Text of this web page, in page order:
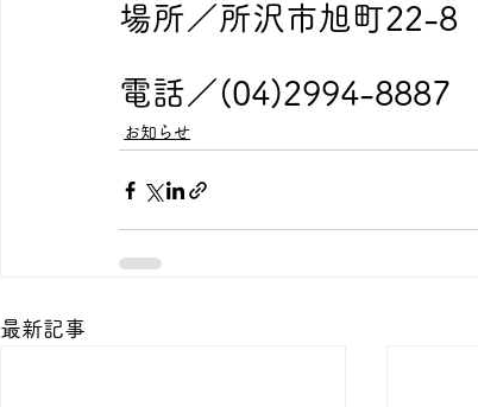
場所／所沢市旭町22-8
電話／(04)2994-8887
お知らせ
最新記事